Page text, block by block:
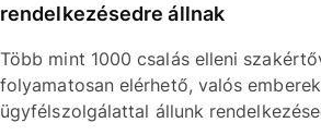
rendelkezésedre állnak
Több mint 1000 csalás elleni
folyamatosan elérhető, valós
ügyfélszolgálattal állunk